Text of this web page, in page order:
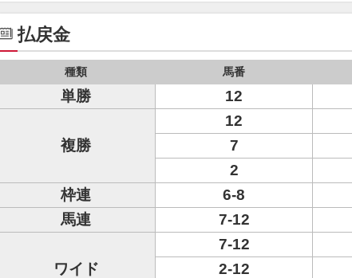
払戻金
種類 馬番
単勝 12
複勝
12
7
2
枠連
6-8
馬連
7-12
ワイド
7-12
2-12